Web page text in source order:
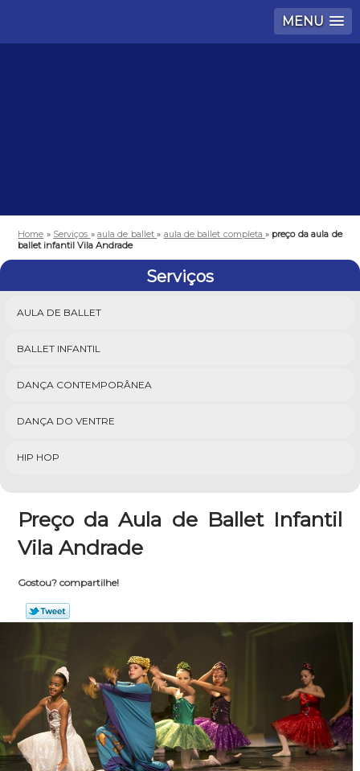
MENU
Home » Serviços » aula de ballet» aula de ballet completa» preço da aula de
ballet infantil Vila Andrade
Serviços
AULA DE BALLET
BALLET INFANTIL
DANÇA CONTEMPORÂNEA
DANÇA DO VENTRE
HIP HOP
Preço da Aula de Ballet Infantil
Vila Andrade
Gostou? compartilhe!